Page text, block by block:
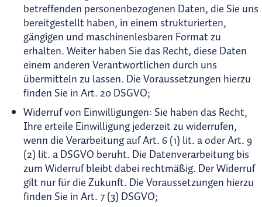
betreffenden personenbezogenen Daten, die Sie uns
bereitgestellt haben, in einem strukturierten,
gängigen und maschinenlesbaren Format zu
erhalten. Weiter haben Sie das Recht, diese Daten
einem anderen Verantwortlichen durch uns
übermitteln zu lassen. Die Voraussetzungen hierzu
finden Sie in Art. 20 DSGVO;
Widerruf von Einwilligungen: Sie haben das Recht,
Ihre erteile Einwilligung jederzeit zu widerrufen,
wenn die Verarbeitung auf Art. 6 (1) lit. a oder Art. 9
(2) lit. a DSGVO beruht. Die Datenverarbeitung bis
zum Widerruf bleibt dabei rechtmäßig. Der Widerruf
gilt nur für die Zukunft. Die Voraussetzungen hierzu
finden Sie in Art. 7 (3) DSGVO;